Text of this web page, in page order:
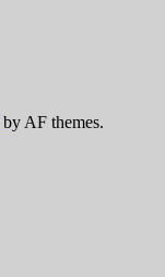
by AF themes.